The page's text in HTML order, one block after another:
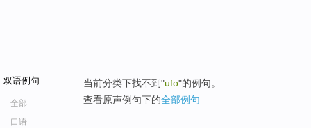
双语例句
全部
口语
当前分类下找不到"ufo"的例句。
查看原声例句下的全部例句